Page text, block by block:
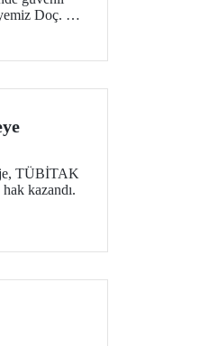
Doç. Dr.
TÜBİTAK
kazandı.